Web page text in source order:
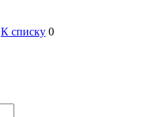
К списку 0